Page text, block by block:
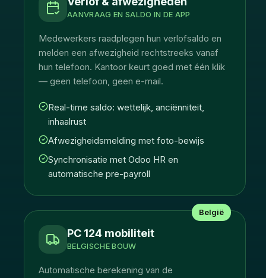
AANVRAAG EN SALDO IN DE APP
Medewerkers raadplegen hun verlofsaldo en
melden een afwezigheid rechtstreeks vanaf
hun telefoon. Kantoor keurt goed met één klik
— geen telefoon, geen e-mail.
Real-time saldo: wettelijk, anciënniteit,
inhaalrust
Afwezigheidsmelding met foto-bewijs
Synchronisatie met Odoo HR en
automatische pre-payroll
België
PC 124 mobiliteit
BELGISCHE BOUW
Automatische berekening van de